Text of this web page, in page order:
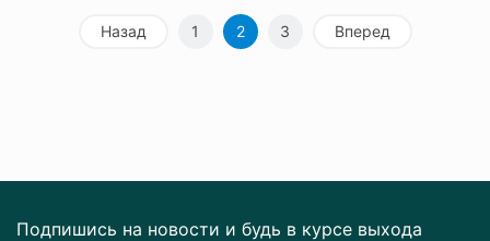
Назад 1 2 3 Вперед
Подпишись на новости и будь в курсе выхода